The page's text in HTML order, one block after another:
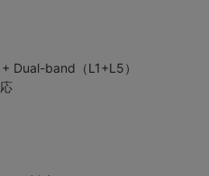
Dual-band（L1+L5）